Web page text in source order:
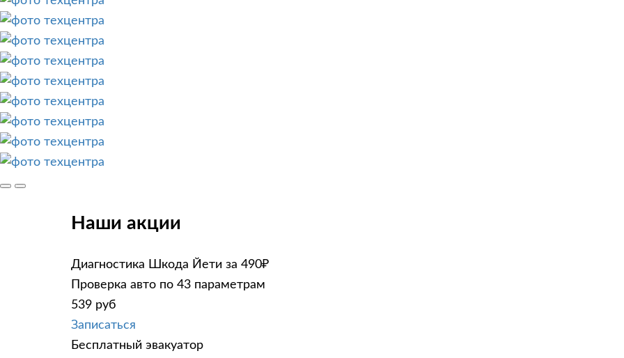
Наши акции
Диагностика Шкода Йети за 490₽
Проверка авто по 43 параметрам
539 руб
Записаться
Бесплатный эвакуатор